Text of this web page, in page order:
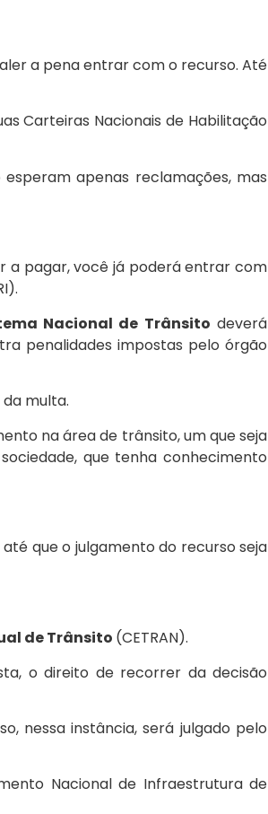
a pena entrar com o recurso. Até
Carteiras Nacionais de Habilitação
apenas reclamações, mas
a pagar, você já poderá entrar com
Nacional de Trânsito deverá
penalidades impostas pelo órgão
multa.
na área de trânsito, um que seja
que tenha conhecimento
que o julgamento do recurso seja
de Trânsito (CETRAN).
o direito de recorrer da decisão
nessa instância, será julgado pelo
Nacional de Infraestrutura de